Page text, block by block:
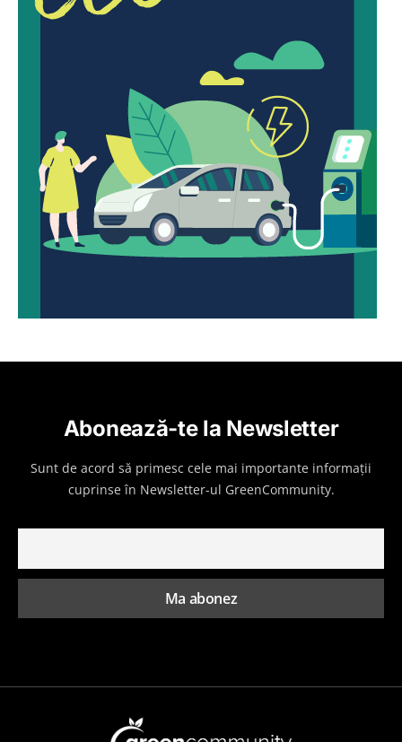
Abonează-te la Newsletter
Sunt de acord să primesc cele mai importante informații
cuprinse în Newsletter-ul GreenCommunity.